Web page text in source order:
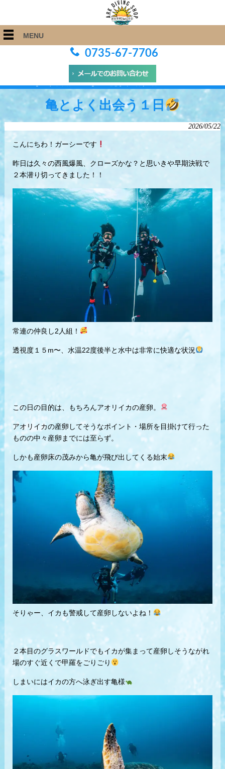
MENU
0735-67-7706
ARK Diving Shop 串本店 > Blog > 亀とよく出会う１日
亀とよく出会う１日
2026/05/22
こんにちわ！ガーシーです
昨日は久々の西風爆風、クローズかな？と思いきや早期決戦で
２本潜り切ってきました！！
常連の仲良し2人組！
透視度１５m〜、水温22度後半と水中は非常に快適な状況
この日の目的は、もちろんアオリイカの産卵。
アオリイカの産卵してそうなポイント・場所を目掛けて行った
ものの中々産卵までには至らず。
しかも産卵床の茂みから亀が飛び出してくる始末
そりゃー、イカも警戒して産卵しないよね！
２本目のグラスワールドでもイカが集まって産卵しそうながれ
場のすぐ近くで甲羅をごりごり
しまいにはイカの方へ泳ぎ出す亀様